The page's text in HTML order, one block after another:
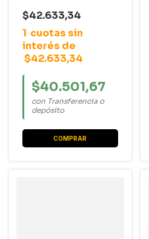
(33X67X37)
$42.633,34
1 cuotas sin
interés de
$42.633,34
$40.501,67
con Transferencia o
depósito